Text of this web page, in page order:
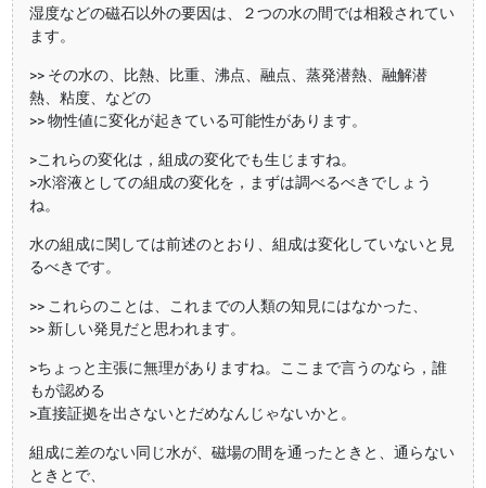
湿度などの磁石以外の要因は、２つの水の間では相殺されてい
ます。
>> その水の、比熱、比重、沸点、融点、蒸発潜熱、融解潜
熱、粘度、などの
>> 物性値に変化が起きている可能性があります。
>これらの変化は，組成の変化でも生じますね。
>水溶液としての組成の変化を，まずは調べるべきでしょう
ね。
水の組成に関しては前述のとおり、組成は変化していないと見
るべきです。
>> これらのことは、これまでの人類の知見にはなかった、
>> 新しい発見だと思われます。
>ちょっと主張に無理がありますね。ここまで言うのなら，誰
もが認める
>直接証拠を出さないとだめなんじゃないかと。
組成に差のない同じ水が、磁場の間を通ったときと、通らない
ときとで、